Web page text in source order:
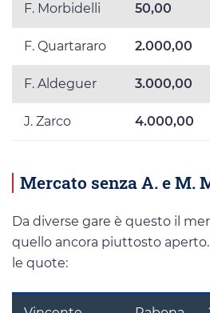
F. Morbidelli 50,00
F. Quartararo 2.000,00
F. Aldeguer 3.000,00
J. Zarco 4.000,00
Mercato senza A. e M.
Da diverse gare è questo il
quello ancora piuttosto
le quote: